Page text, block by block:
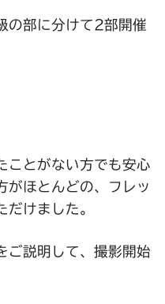
の部に分けて2部開催
ことがない方でも安心
がほとんどの、フレッ
だけました。
ご説明して、撮影開始